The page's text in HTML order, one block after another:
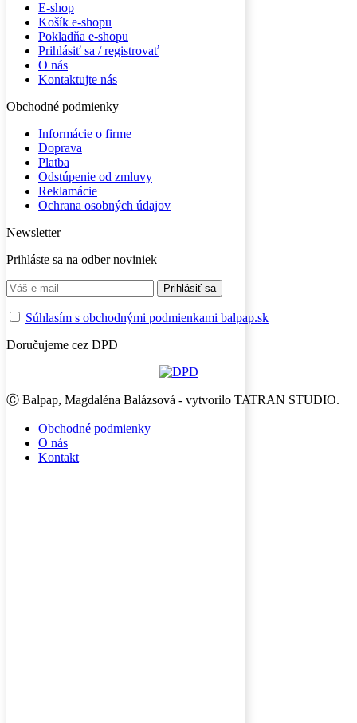
E-shop
Košík e-shopu
Pokladňa e-shopu
Prihlásiť sa / registrovať
O nás
Kontaktujte nás
Obchodné podmienky
Informácie o firme
Doprava
Platba
Odstúpenie od zmluvy
Reklamácie
Ochrana osobných údajov
Newsletter
Prihláste sa na odber noviniek
Súhlasím s obchodnými podmienkami balpap.sk
Doručujeme cez DPD
Ⓒ Balpap, Magdaléna Balázsová - vytvorilo TATRAN STUDIO.
Obchodné podmienky
O nás
Kontakt